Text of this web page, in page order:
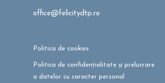
office@felicitydtp.ro
Politica de cookies
Politica de confidențialitate și prelucrare
a datelor cu caracter personal